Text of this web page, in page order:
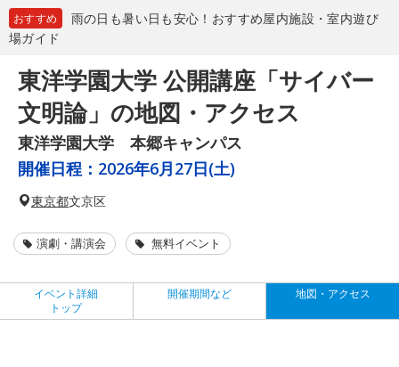
おすすめ
雨の日も暑い日も安心！おすすめ屋内施設・室内遊び
場ガイド
東洋学園大学 公開講座「サイバー
文明論」の地図・アクセス
東洋学園大学 本郷キャンパス
開催日程： 2026年6月27日(土)
東京都文京区
演劇・講演会 無料イベント
イベント詳細
トップ
開催期間など 地図・アクセス